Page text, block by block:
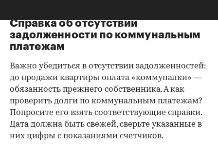
Справка об отсутствии
задолженности по коммунальным
платежам
Важно убедиться в отсутствии задолженностей:
до продажи квартиры оплата «коммуналки» —
обязанность прежнего собственника. А как
проверить долги по коммунальным платежам?
Попросите его взять соответствующие справки.
Дата должна быть свежей, сверьте указанные в
них цифры с показаниями счетчиков.